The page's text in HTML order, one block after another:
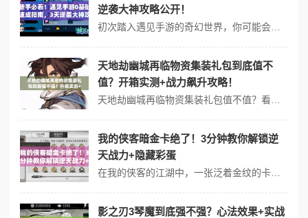
逆袭大神攻略公开！
天地劫幽城再临物资集装礼包到底值不
值？开箱实测+战力飙升攻略！
我的侠客暗金卡绝了！3分钟教你解锁逆
天战力+隐藏彩蛋
影之刃3琴魔到底强不强？心法效果+实战